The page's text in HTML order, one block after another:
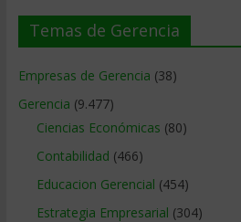
Temas de Gerencia
Empresas de Gerencia (38)
Gerencia (9.477)
Ciencias Económicas (80)
Contabilidad (466)
Educacion Gerencial (454)
Estrategia Empresarial (304)